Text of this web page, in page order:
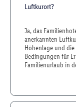
Luftkurort?
Ja, das
anerkannten
Höhenlage und
Bedingungen für
Familienurlaub in